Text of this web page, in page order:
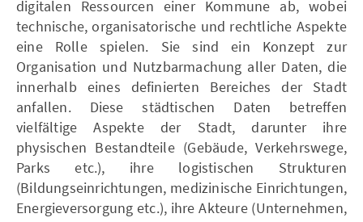
digitalen Ressourcen einer Kommune ab, wobei
technische, organisatorische und rechtliche Aspekte
eine Rolle spielen. Sie sind ein Konzept zur
Organisation und Nutzbarmachung aller Daten, die
innerhalb eines definierten Bereiches der Stadt
anfallen. Diese städtischen Daten betreffen
vielfältige Aspekte der Stadt, darunter ihre
physischen Bestandteile (Gebäude, Verkehrswege,
Parks etc.), ihre logistischen Strukturen
(Bildungseinrichtungen, medizinische Einrichtungen,
Energieversorgung etc.), ihre Akteure (Unternehmen,